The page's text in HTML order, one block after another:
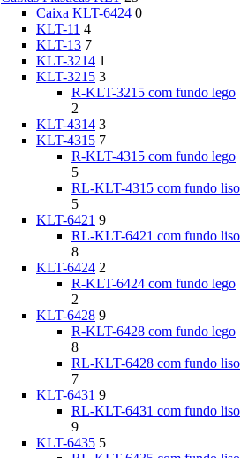
Caixa KLT-6424 0
KLT-11 4
KLT-13 7
KLT-3214 1
KLT-3215 3
R-KLT-3215 com fundo lego
2
KLT-4314 3
KLT-4315 7
R-KLT-4315 com fundo lego
5
RL-KLT-4315 com fundo liso
5
KLT-6421 9
RL-KLT-6421 com fundo liso
8
KLT-6424 2
R-KLT-6424 com fundo lego
2
KLT-6428 9
R-KLT-6428 com fundo lego
8
RL-KLT-6428 com fundo liso
7
KLT-6431 9
RL-KLT-6431 com fundo liso
9
KLT-6435 5